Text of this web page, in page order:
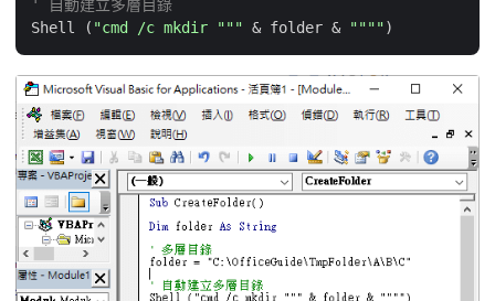
' 自動建立多層目錄
Shell ( "cmd /c mkdir """ & folder & """"